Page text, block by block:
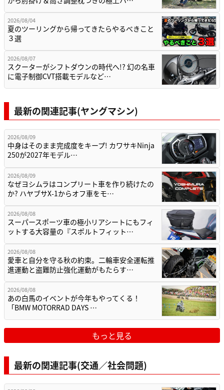
2026/08/04
夏のツーリングから帰ってきたらやるべきこと
３選
2026/08/07
スクーターがシフトダウンの時代へ!? 幻の名車
に電子制御CVT搭載モデルなど…
最新の関連記事(ヤングマシン)
2026/08/09
中身はそのまま完成度をキープ! カワサキNinja
250が2027年モデル…
2026/08/09
なぜヨシムラはコンプリート車を作り続けたの
か? ハヤブサX-1からオフ車をモ…
2026/08/08
スーパースポーツ車の極小リアシートにもフィ
ットする大容量の『スポルトフィット…
2026/08/08
愛車と自分を守る秋の約束。二輪車安全運転推
進運動と盗難防止強化運動がもたらす…
2026/08/08
あの白馬のイベントが今年もやってくる！
「BMW MOTORRAD DAYS …
もっと見る
最新の関連記事(交通／社会問題)